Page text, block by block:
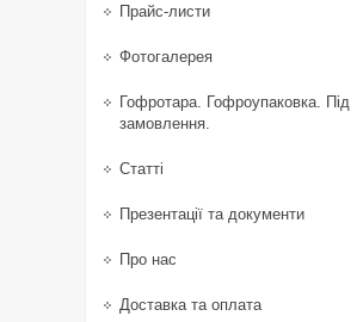
Прайс-листи
Фотогалерея
Гофротара. Гофроупаковка. Під
замовлення.
Статті
Презентації та документи
Про нас
Доставка та оплата